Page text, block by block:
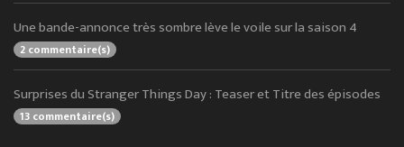
Une bande-annonce très sombre lève le voile sur la saison 4
2 commentaire(s)
Surprises du Stranger Things Day : Teaser et Titre des épisodes
13 commentaire(s)